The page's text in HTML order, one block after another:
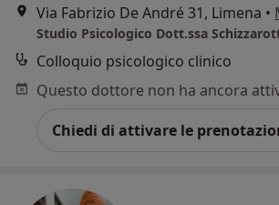
Via Fabrizio De André 31, Limena •
Studio Psicologico Dott.ssa
Colloquio psicologico clinico
Chiedi di attivare le